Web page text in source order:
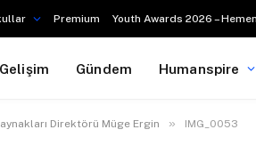
Premium Youth Awards 2026 –
Gelişim Gündem Humanspire
Direktörü Müge Ergin » IMG_0053